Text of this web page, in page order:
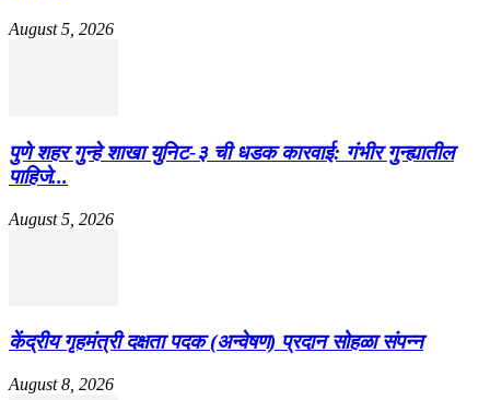
August 5, 2026
पुणे शहर गुन्हे शाखा युनिट-३ ची धडक कारवाई: गंभीर गुन्ह्यातील
पाहिजे...
August 5, 2026
केंद्रीय गृहमंत्री दक्षता पदक (अन्वेषण) प्रदान सोहळा संपन्न
August 8, 2026